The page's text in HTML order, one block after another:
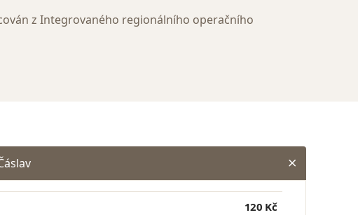
z Integrovaného regionálního operačního
120 Kč